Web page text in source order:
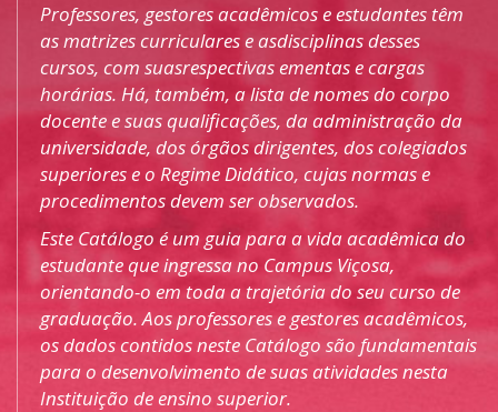
Professores, gestores acadêmicos e estudantes têm
as matrizes curriculares e asdisciplinas desses
cursos, com suasrespectivas ementas e cargas
horárias. Há, também, a lista de nomes do corpo
docente e suas qualificações, da administração da
universidade, dos órgãos dirigentes, dos colegiados
superiores e o Regime Didático, cujas normas e
procedimentos devem ser observados.
Este Catálogo é um guia para a vida acadêmica do
estudante que ingressa no Campus Viçosa,
orientando-o em toda a trajetória do seu curso de
graduação. Aos professores e gestores acadêmicos,
os dados contidos neste Catálogo são fundamentais
para o desenvolvimento de suas atividades nesta
Instituição de ensino superior.